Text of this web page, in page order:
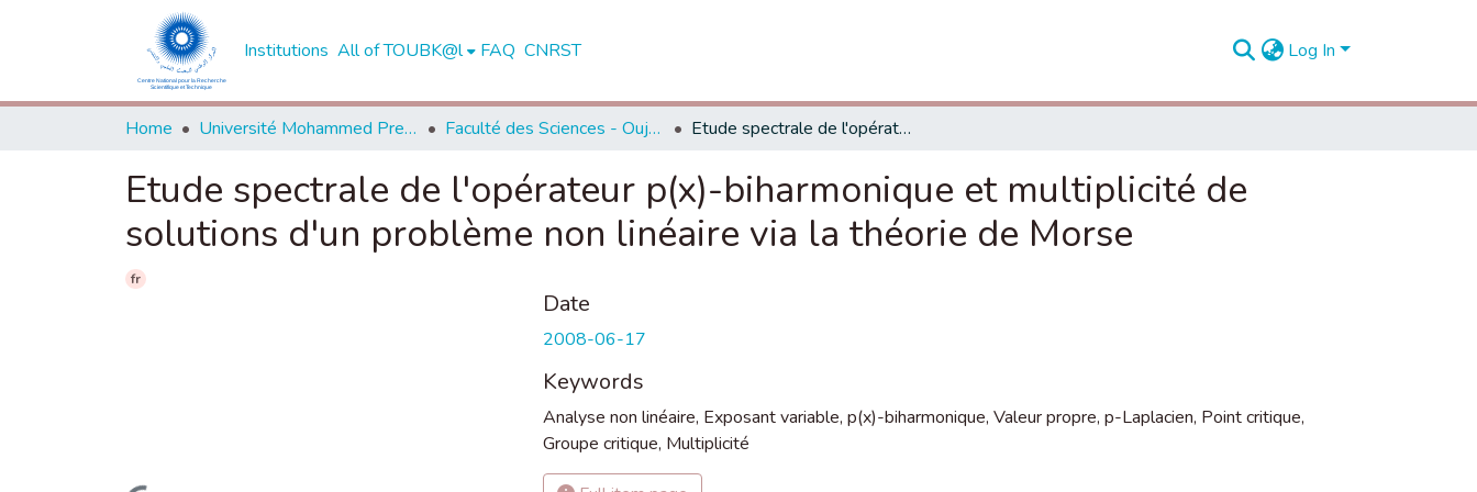
Institutions All of TOUBK@l FAQ CNRST Log In
Home Université Mohammed Premier - Oujda Faculté des Sciences - Oujda Etude spectrale de l'opérateur p(x)-biharmonique et multiplicité de solutions d'un problème non linéaire via la théorie de Morse
Etude spectrale de l'opérateur p(x)-biharmonique et multiplicité de
solutions d'un problème non linéaire via la théorie de Morse
fr
Date
2008-06-17
Keywords
Analyse non linéaire, Exposant variable, p(x)-biharmonique, Valeur propre, p-Laplacien, Point critique,
Groupe critique, Multiplicité